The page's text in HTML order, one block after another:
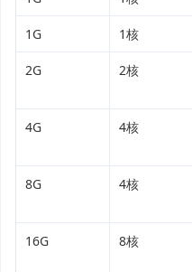
1G 1核
2G 2核
4G 4核
8G 4核
16G 8核